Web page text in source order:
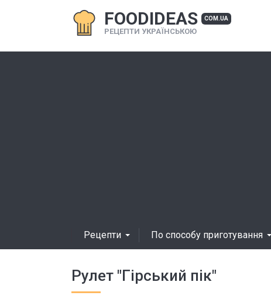
FOODIDEAS COM.UA
РЕЦЕПТИ УКРАЇНСЬКОЮ
Рецепти По способу приготування
Рулет "Гірський пік"